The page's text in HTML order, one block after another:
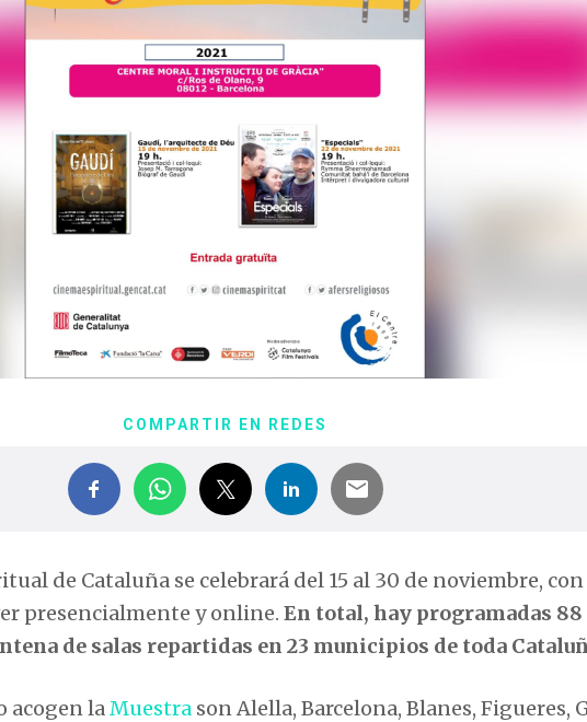
COMPARTIR EN REDES
de Cataluña se celebrará del 15 al 30 de noviembre,
presencialmente y online. En total, hay programadas
de salas repartidas en 23 municipios de toda
acogen laMuestra son Alella, Barcelona, ​​Blanes, Figueres,